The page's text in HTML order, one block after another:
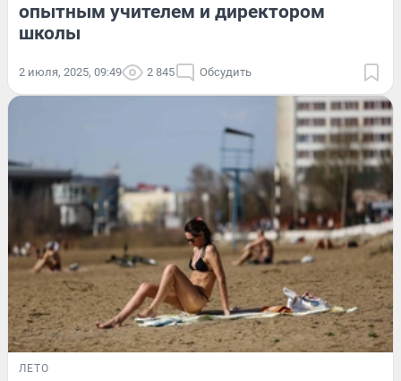
опытным учителем и директором
школы
2 июля, 2025, 09:49 2 845 Обсудить
ЛЕТО